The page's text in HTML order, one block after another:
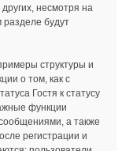
несмотря на
разделе будут
структуры и
о том, как с
Гостя к статусу
функции
а также
регистрации и